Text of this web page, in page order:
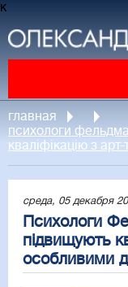
к
главная
психологи
кваліфікацію з
среда, 05 декабря
Психологи
підвищують
особливими